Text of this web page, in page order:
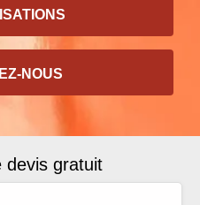
NOUS
devis gratuit